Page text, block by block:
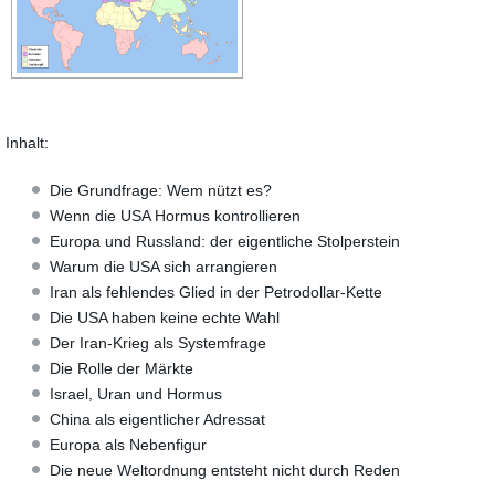
Inhalt:
Die Grundfrage: Wem nützt es?
Wenn die USA Hormus kontrollieren
Europa und Russland: der eigentliche Stolperstein
Warum die USA sich arrangieren
Iran als fehlendes Glied in der Petrodollar-Kette
Die USA haben keine echte Wahl
Der Iran-Krieg als Systemfrage
Die Rolle der Märkte
Israel, Uran und Hormus
China als eigentlicher Adressat
Europa als Nebenfigur
Die neue Weltordnung entsteht nicht durch Reden